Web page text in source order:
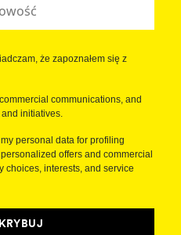
że zapoznałem się z
communications, and
initiatives.
personal data for profiling
offers and commercial
choices, interests, and service